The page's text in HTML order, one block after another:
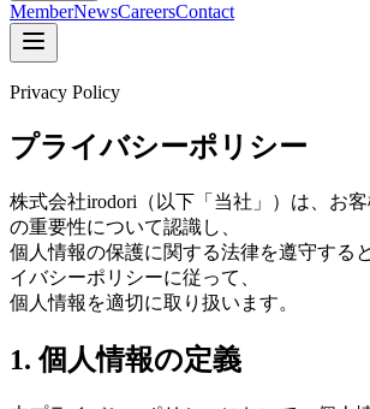
MemberNewsCareersContact
Privacy Policy
プライバシーポリシー
株式会社irodori（以下「当社」）は、お
の重要性について認識し、
個人情報の保護に関する法律を遵守する
イバシーポリシーに従って、
個人情報を適切に取り扱います。
1. 個人情報の定義